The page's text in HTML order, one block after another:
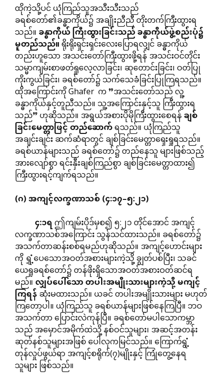
ထိုကဲ့သို့ပင် ယုံကြည်သူအသီးသီးသည်
ခရစ်တော်၏ခန္ဓာကိုယ်၌ အချိုးညီညီ တိုးတက်ကြီးထွားရ
သည်။ခန္ဓာကိုယ်ကြီးထွားခြင်းသည်ခန္ဓာကိုယ်ဖွဲ့စည်းပုံ၌
မူတည်သည်။ရိုးရိုးရှင်းရှင်းလေးပြောရလျှင် ခန္ဓာကိုယ်
တည်းဟူသော အသင်းတော်ကြီးထွားဖို့ရန် အသင်းဝင်တိုင်း
သမ္မာကျမ်းစာဖတ်ရှုလေ့လာခြင်း၊ ဆုတောင်းခြင်း၊ ဝတ်ပြု
ကိုးကွယ်ခြင်း၊ ခရစ်တော်၌ သက်သေခံခြင်းပြုကြရသည်။
ထိုအကြောင်းကို Ghafer က ”အသင်းတော်သည် လူ့
ခန္ဓာကိုယ်နှင့်တူညီသည်။ သူ့အကြောင်းနှင့်သူ ကြီးထွားရ
သည်” ဟုဆိုသည်။ အရွယ်အစားပိုမိုကြီးထွားစေရန်ချစ်
ခြင်းမေတ္တာဖြင့်တည်ဆောက်ရသည်။ ယုံကြည်သူ
အချင်းချင်း ဆက်ဆံရာတွင် ချစ်ခြင်းမေတ္တာရှေးရှုရသည်။
ခရစ်ယာန်များသည် ခရစ်တော်၌ တည်နေသူ များဖြစ်သည့်
အားလျော်စွာ ရင်းနှီးချစ်ကြည်စွာ ချစ်ခြင်းမေတ္တာထား၍
ကြီးထွားရင့်ကျက်ရသည်။
(ဂ)အကျင့်လက္ခဏာသစ်(၄:၁၇–၅:၂၁)
၄:၁ရဤကျမ်းပိုဒ်မှစ၍ ၅:၂၁ တိုင်အောင် အကျင့်
လက္ခဏာသစ်အကြောင်း သွန်သင်ထားသည်။ ခရစ်တော်၌
အသက်တာဆန်းစစ်ရမည်ဟုဆိုသည်။ အကျင့်ဟောင်းများ
ကို ရွှံ့ပေသောအဝတ်အစားများကဲ့သို့ ချွတ်ပစ်ပြီး၊ သခင်
ယေရှုခရစ်တော်၌ တန်ဖိုးရှိသောအဝတ်အစားဝတ်ဆင်ရ
မည်။လျှပ်ပေါ်သောတပါးအမျိုးသားများကဲ့သို့မကျင့်
ကြရန်ဆုံးမထားသည်။ ယခင် တပါးအမျိုးသားများ မဟုတ်
ကြတော့ပါ။ ယုံကြည်သူ ခရစ်ယာန်များဖြစ်နေကြပြီ။ ဘဝ
အသက်တာ ပြောင်းလဲကုန်ပြီ။ ခရစ်တော်မပါသောကမ္ဘာ
သည် အမှောင်အမိုက်ထဲသို့ နစ်ဝင်သူများ၊ အဆင့်အတန်း
ဆုတ်နစ်သူများအဖြစ် ပေါလုကမြင်သည်။ ကြောက်ရွံ့
တုန်လှုပ်ဖွယ်ရာ အကျင့်စရိုက်(၇)မျိုးနှင့် ကြုံတွေ့နေရ
သူများ ဖြစ်သည်။